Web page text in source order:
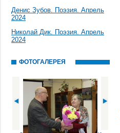
Денис Зубов. Поэзия. Апрель
2024
Николай Дик. Поэзия. Апрель
2024
ФОТОГАЛЕРЕЯ